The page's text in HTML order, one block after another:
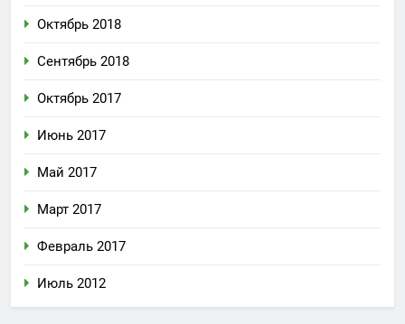
Октябрь 2018
Сентябрь 2018
Октябрь 2017
Июнь 2017
Май 2017
Март 2017
Февраль 2017
Июль 2012